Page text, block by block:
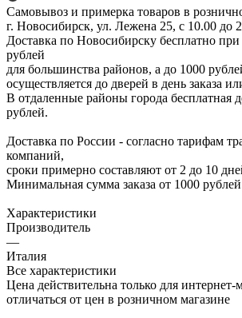
Самовывоз и примерка товаров в
г. Новосибирск, ул. Лежена 25, с 10.00 до
Доставка по Новосибирску бесплатно при
рублей
для большинства районов, а до 1000
осуществляется до дверей в день заказа
В отдаленные районы города бесплатная
рублей.
Доставка по России - согласно тарифам
компаний,
сроки примерно составляют от 2 до 10
Минимальная сумма заказа от 1000
Характеристики
Производитель
—
Италия
Все характеристики
Цена действительна только для
отличаться от цен в розничном магазине